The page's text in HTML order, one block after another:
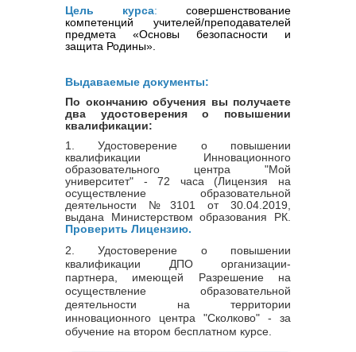
Цель курса: совершенствование
компетенций учителей/преподавателей
предмета «Основы безопасности и
защита Родины».
Выдаваемые документы:
По окончанию обучения вы получаете
два удостоверения о повышении
квалификации:
1. Удостоверение о повышении
квалификации Инновационного
образовательного центра "Мой
университет" -72 часа (Лицензия на
осуществление образовательной
деятельности № 3101 от 30.04.2019,
выдана Министерством образования РК.
Проверить Лицензию.
2. Удостоверение о повышении
квалификации ДПО организации-
партнера, имеющей Разрешение на
осуществление образовательной
деятельности на территории
инновационного центра "Сколково" - за
обучение на втором бесплатном курсе.